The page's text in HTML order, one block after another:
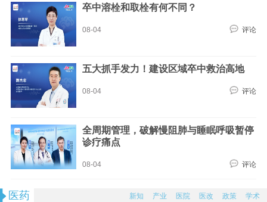
卒中溶栓和取栓有何不同？
08-04 评论
五大抓手发力！建设区域卒中救治高地
08-04 评论
全周期管理，破解慢阻肺与睡眠呼吸暂停
诊疗痛点
08-04 评论
医药 新知 产业 医院 医改 政策 学术